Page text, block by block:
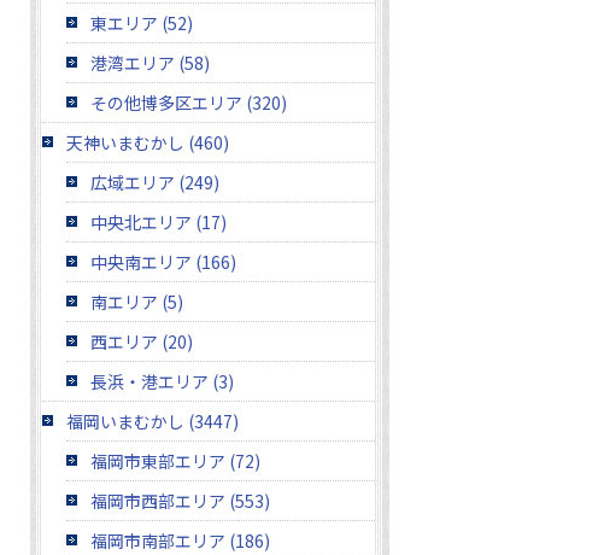
東エリア (52)
港湾エリア (58)
その他博多区エリア (320)
天神いまむかし (460)
広域エリア (249)
中央北エリア (17)
中央南エリア (166)
南エリア (5)
西エリア (20)
長浜・港エリア (3)
福岡いまむかし (3447)
福岡市東部エリア (72)
福岡市西部エリア (553)
福岡市南部エリア (186)